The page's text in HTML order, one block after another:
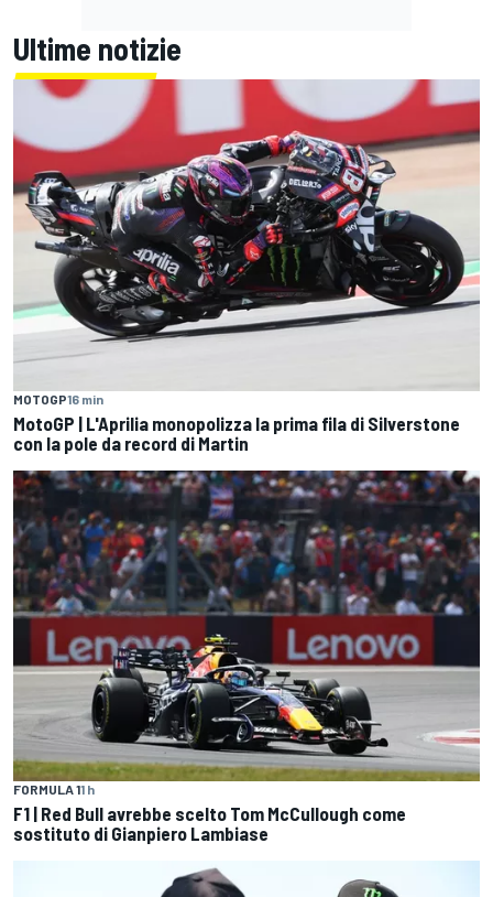
Ultime notizie
MOTOGP16 min
MotoGP | L'Aprilia monopolizza la prima fila di Silverstone
con la pole da record di Martin
FORMULA 11 h
F1 | Red Bull avrebbe scelto Tom McCullough come
sostituto di Gianpiero Lambiase